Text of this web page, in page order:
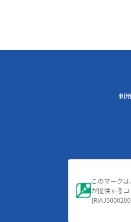
利
このマーク
が提供する